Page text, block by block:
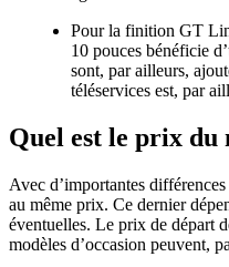
Pour la finition GT
10 pouces bénéficie
sont, par ailleurs,
téléservices est, par
Quel est le prix du
Avec d’importantes
au même prix. Ce dernier
éventuelles. Le prix de départ
modèles d’occasion peuvent,